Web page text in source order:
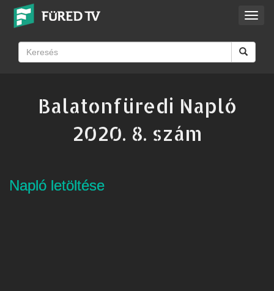
Balatonfüredi Napló
2020. 8. szám
Napló letöltése
Napló letöltése